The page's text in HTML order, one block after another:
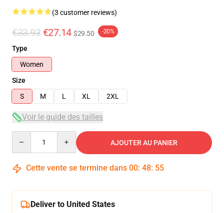
(3 customer reviews)
€33.93 €27.14 $29.50 -20%
Type
Women
Size
S
M L XL 2XL
Voir le guide des tailles
AJOUTER AU PANIER
Cette vente se termine dans 00: 48: 54
Deliver to United States